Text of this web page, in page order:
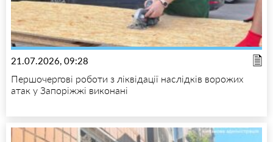
21.07.2026, 09:28
Першочергові роботи з ліквідації наслідків ворожих
атак у Запоріжжі виконані